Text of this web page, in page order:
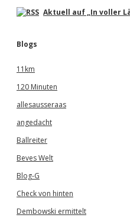
Aktuell auf „In voller
Blogs
11km
120 Minuten
allesausseraas
angedacht
Ballreiter
Beves Welt
Blog-G
Check von hinten
Dembowski ermittelt